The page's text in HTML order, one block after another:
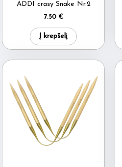
ADDI crasy Snake Nr.2
7.50 €
Į krepšelį